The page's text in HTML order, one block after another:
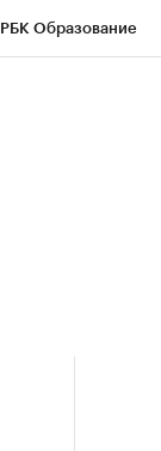
РБК Образование